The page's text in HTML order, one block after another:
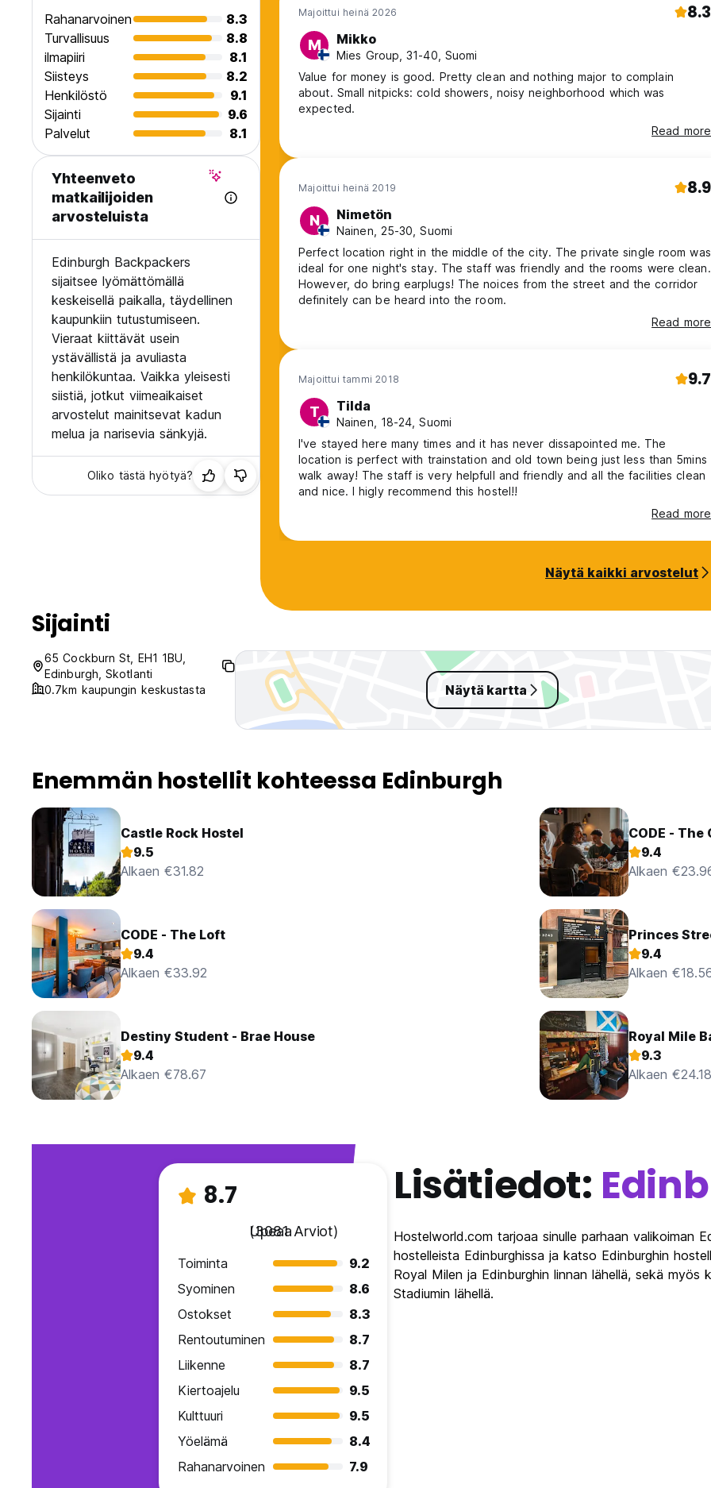
Rahanarvoinen
8.3
Turvallisuus
8.8
ilmapiiri
8.1
Siisteys
8.2
Henkilöstö
9.1
Sijainti
9.6
Palvelut
8.1
Yhteenveto
matkailijoiden
arvosteluista
Edinburgh Backpackers
sijaitsee lyömättömällä
keskeisellä paikalla, täydellinen
kaupunkiin tutustumiseen.
Vieraat kiittävät usein
ystävällistä ja avuliasta
henkilökuntaa. Vaikka yleisesti
siistiä, jotkut viimeaikaiset
arvostelut mainitsevat kadun
melua ja narisevia sänkyjä.
Oliko tästä hyötyä?
Majoittui heinä 2026 8.3
M Mikko
Mies Group, 31-40, Suomi
Value for money is good. Pretty clean and nothing major to complain
about. Small nitpicks: cold showers, noisy neighborhood which was
expected.
Read more
Majoittui heinä 2019 8.9
N Nimetön
Nainen, 25-30, Suomi
Perfect location right in the middle of the city. The private single room was
ideal for one night's stay. The staff was friendly and the rooms were clean.
However, do bring earplugs! The noices from the street and the corridor
definitely can be heard into the room.
Read more
Majoittui tammi 2018 9.7
T Tilda
Nainen, 18-24, Suomi
I've stayed here many times and it has never dissapointed me. The
location is perfect with trainstation and old town being just less than 5mins
walk away! The staff is very helpfull and friendly and all the facilities clean
and nice. I higly recommend this hostel!!
Read more
Näytä kaikki arvostelut
Sijainti
65 Cockburn St, EH1 1BU,
Edinburgh, Skotlanti
0.7km kaupungin keskustasta
Näytä kartta
Enemmän hostellit kohteessa Edinburgh
Castle Rock Hostel
9.5
Alkaen €31.82
CODE - The
9.4
Alkaen
CODE - The Loft
9.4
Alkaen €33.92
Princes
9.4
Alkaen
Destiny Student - Brae House
9.4
Alkaen €78.67
Royal Mile
9.3
Alkaen €24.18
8.7
Upeaa
(3081 Arviot)
Toiminta
9.2
Syominen
8.6
Ostokset
8.3
Rentoutuminen
8.7
Liikenne
8.7
Kiertoajelu
9.5
Kulttuuri
9.5
Yöelämä
8.4
Rahanarvoinen
7.9
Lisätiedot:
Hostelworld.com tarjoaa sinulle parhaan valikoiman
hostelleista Edinburghissa ja katso Edinburghin
Royal Milen ja Edinburghin linnan lähellä, sekä myös
Stadiumin lähellä.